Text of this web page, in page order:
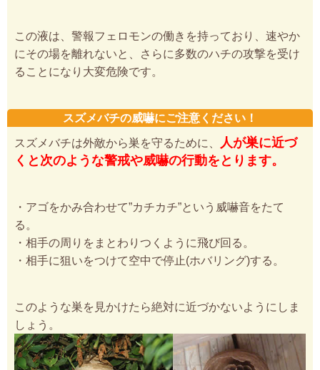
この液は、警報フェロモンの働きを持っており、速やか
にその場を離れないと、さらに多数のハチの攻撃を受け
ることになり大変危険です。
スズメバチの威嚇にご注意ください！
スズメバチは外敵から巣を守るために、
人が巣に近づ
くと次のような警戒や威嚇の行動をとります。
・アゴをかみ合わせて”カチカチ”という威嚇音をたて
る。
・相手の周りをまとわりつくように飛び回る。
・相手に狙いをつけて空中で停止(ホバリング)する。
このような巣を見かけたら絶対に近づかないようにしま
しょう。